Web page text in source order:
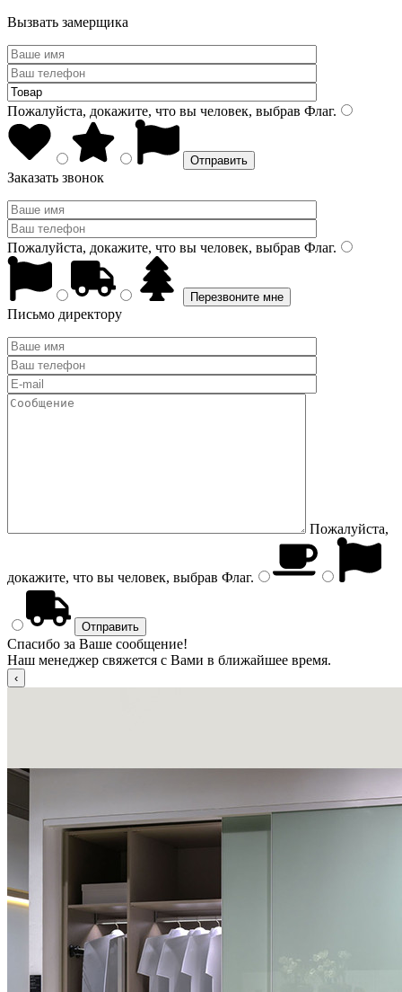
Вызвать замерщика
Пожалуйста, докажите, что вы человек, выбрав Флаг.
Заказать звонок
Пожалуйста, докажите, что вы человек, выбрав Флаг.
Письмо директору
Пожалуйста,
докажите, что вы человек, выбрав Флаг.
Спасибо за Ваше сообщение!
Наш менеджер свяжется с Вами в ближайшее время.